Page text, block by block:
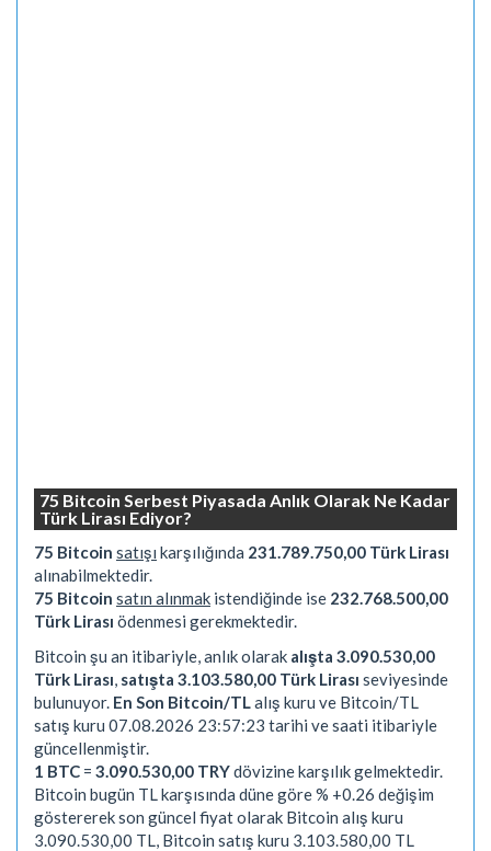
75 Bitcoin Serbest Piyasada Anlık Olarak Ne Kadar
Türk Lirası Ediyor?
75 Bitcoin satışı karşılığında 231.789.750,00 Türk Lirası
alınabilmektedir.
75 Bitcoin satın alınmak istendiğinde ise 232.768.500,00
Türk Lirası ödenmesi gerekmektedir.
Bitcoin şu an itibariyle, anlık olarak alışta 3.090.530,00
Türk Lirası satışta 3.103.580,00 Türk Lirası seviyesinde
bulunuyor. En Son Bitcoin/TL alış kuru ve Bitcoin/TL
satış kuru 07.08.2026 23:57:23 tarihi ve saati itibariyle
güncellenmiştir.
1 BTC = 3.090.530,00 TRYdövizine karşılık gelmektedir.
Bitcoin bugün TL karşısında düne göre % +0.26 değişim
göstererek son güncel fiyat olarak Bitcoin alış kuru
3.090.530,00 TL, Bitcoin satış kuru 3.103.580,00 TL